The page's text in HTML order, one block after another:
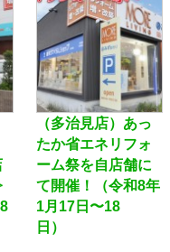
（多治見店）あっ
たか省エネリフォ
ーム祭を自店舗に
て開催！（令和8年
1月17日〜18
日）